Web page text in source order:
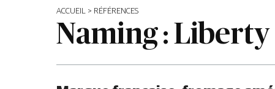
ACCUEIL > RÉFÉRENCES
Naming :